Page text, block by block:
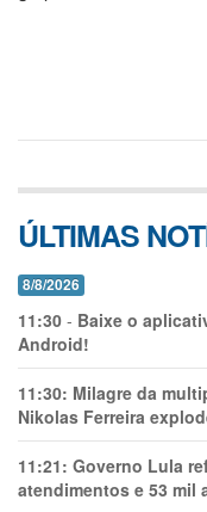
ÚLTIMAS
8/8/2026
11:30 - Baixe o
Android!
11:30: Milagre da
Nikolas Ferreira
11:21: Governo Lula
atendimentos e 53 mil